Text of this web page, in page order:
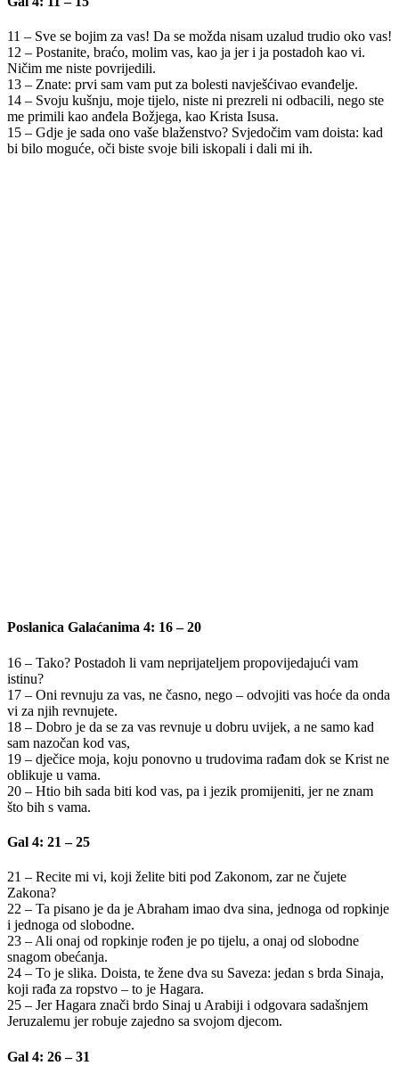
11 – Sve se bojim za vas! Da se možda nisam uzalud trudio oko vas!
12 – Postanite, braćo, molim vas, kao ja jer i ja postadoh kao vi.
Ničim me niste povrijedili.
13 – Znate: prvi sam vam put za bolesti navješćivao evanđelje.
14 – Svoju kušnju, moje tijelo, niste ni prezreli ni odbacili, nego ste
me primili kao anđela Božjega, kao Krista Isusa.
15 – Gdje je sada ono vaše blaženstvo? Svjedočim vam doista: kad
bi bilo moguće, oči biste svoje bili iskopali i dali mi ih.
Poslanica Galaćanima 4: 16 – 20
16 – Tako? Postadoh li vam neprijateljem propovijedajući vam
istinu?
17 – Oni revnuju za vas, ne časno, nego – odvojiti vas hoće da onda
vi za njih revnujete.
18 – Dobro je da se za vas revnuje u dobru uvijek, a ne samo kad
sam nazočan kod vas,
19 – dječice moja, koju ponovno u trudovima rađam dok se Krist ne
oblikuje u vama.
20 – Htio bih sada biti kod vas, pa i jezik promijeniti, jer ne znam
što bih s vama.
Gal 4: 21 – 25
21 – Recite mi vi, koji želite biti pod Zakonom, zar ne čujete
Zakona?
22 – Ta pisano je da je Abraham imao dva sina, jednoga od ropkinje
i jednoga od slobodne.
23 – Ali onaj od ropkinje rođen je po tijelu, a onaj od slobodne
snagom obećanja.
24 – To je slika. Doista, te žene dva su Saveza: jedan s brda Sinaja,
koji rađa za ropstvo – to je Hagara.
25 – Jer Hagara znači brdo Sinaj u Arabiji i odgovara sadašnjem
Jeruzalemu jer robuje zajedno sa svojom djecom.
Gal 4: 26 – 31